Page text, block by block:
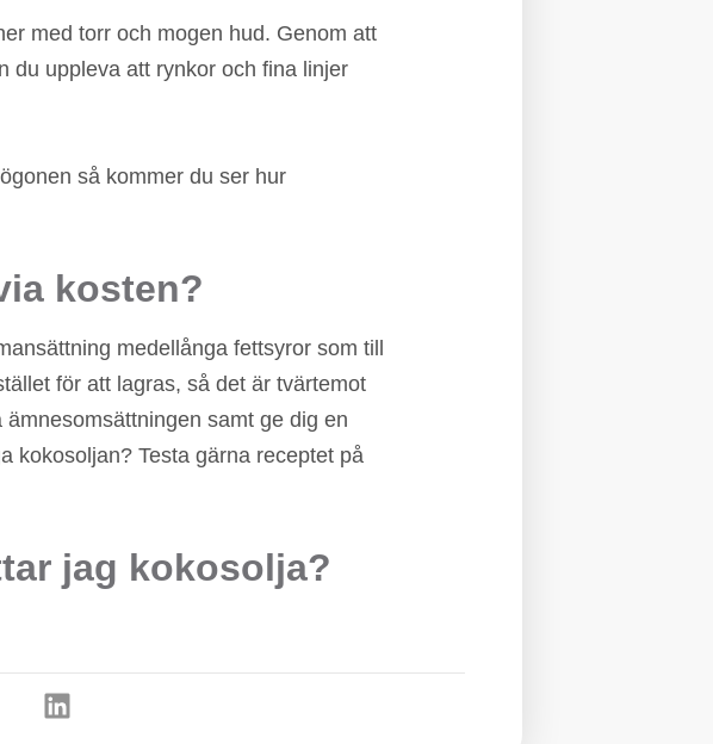
med torr och mogen hud. Genom att
du uppleva att rynkor och fina linjer
så kommer du ser hur
kosten?
medellånga fettsyror som till
för att lagras, så det är tvärtemot
samt ge dig en
kokosoljan? Testa gärna receptet på
jag kokosolja?